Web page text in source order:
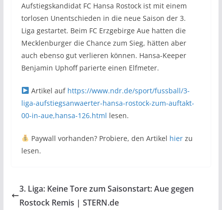
Aufstiegskandidat FC Hansa Rostock ist mit einem
torlosen Unentschieden in die neue Saison der 3.
Liga gestartet. Beim FC Erzgebirge Aue hatten die
Mecklenburger die Chance zum Sieg, hätten aber
auch ebenso gut verlieren können. Hansa-Keeper
Benjamin Uphoff parierte einen Elfmeter.
Artikel auf https://www.ndr.de/sport/fussball/3-
liga-aufstiegsanwaerter-hansa-rostock-zum-auftakt-
00-in-aue,hansa-126.html lesen.
Paywall vorhanden? Probiere, den Artikel hierzu
lesen.
3. Liga: Keine Tore zum Saisonstart: Aue gegen
Rostock Remis | STERN.de